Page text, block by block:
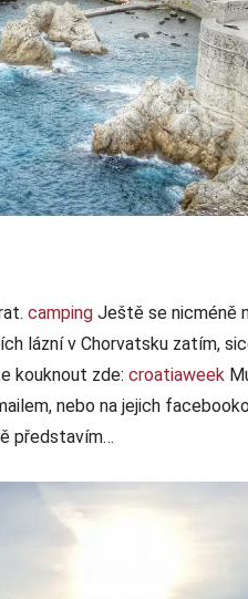
camping Ještě se nicméně
lázní v Chorvatsku zatím,
kouknout zde: croatiaweek
nebo na jejich
představím…